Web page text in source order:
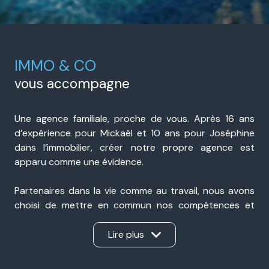
IMMO & CO
vous accompagne
Une agence familiale, proche de vous. Après 16 ans
d’expérience pour Mickaël et 10 ans pour Joséphine
dans l’immobilier, créer notre propre agence est
apparu comme une évidence.
Partenaires dans la vie comme au travail, nous avons
choisi de mettre en commun nos compétences et
notre expérience pour accompagner nos clients avec
sérieux, transparence et réactivité. Présents à Portes-
lès-Valence et à Valence, nous sommes une agence
Lire plus